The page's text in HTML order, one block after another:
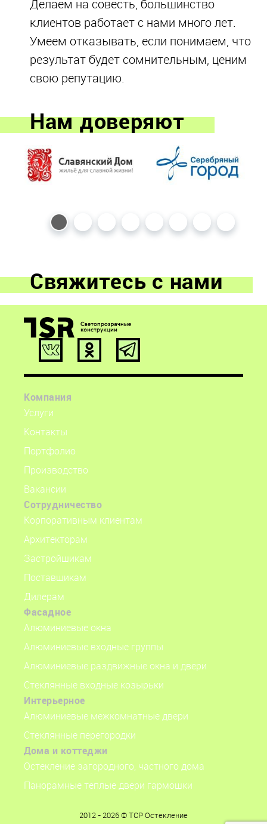
Делаем на совесть, большинство
клиентов работает с нами много лет.
Умеем отказывать, если понимаем, что
результат будет сомнительным, ценим
свою репутацию.
Нам доверяют
Свяжитесь с нами
ООО «ТСР Остекление»
info@tsr.glass
153027, Иваново,
ул. Павла Большевикова д. 27, литер А62
56.970098, 41.052182
Компания
Услуги
Контакты
Портфолио
Производство
Вакансии
Сотрудничество
Корпоративным клиентам
Архитекторам
Застройщикам
Поставщикам
Дилерам
Фасадное
Алюминиевые окна
Алюминиевые входные группы
Алюминиевые раздвижные окна и двери
Стеклянные входные козырьки
Интерьерное
Алюминиевые межкомнатные двери
Стеклянные перегородки
Дома и коттеджи
Остекление загородного, частного дома
Панорамные теплые двери гармошки
2012 - 2026 © ТСР Остекление